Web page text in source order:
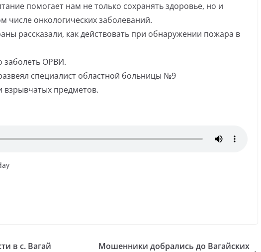
помогает нам не только сохранять здоровье, но и
числе онкологических заболеваний.
рассказали, как действовать при обнаружении пожара в
ОРВИ.
специалист областной больницы №9
предметов.
в с. Вагай
Мошенники добрались до Вагайских